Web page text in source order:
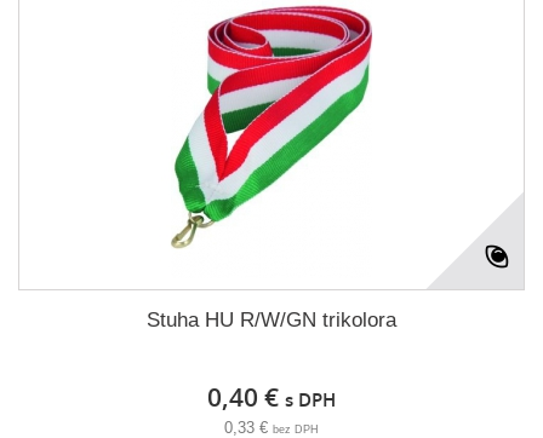
Stuha HU R/W/GN trikolora
0,40 € s DPH
0,33 € bez DPH